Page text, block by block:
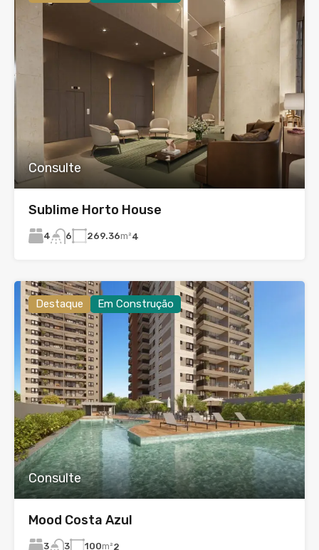
Consulte
Sublime Horto House
4 6 269.36m²4
Destaque Em Construção
Consulte
Mood Costa Azul
3 3 100m²2